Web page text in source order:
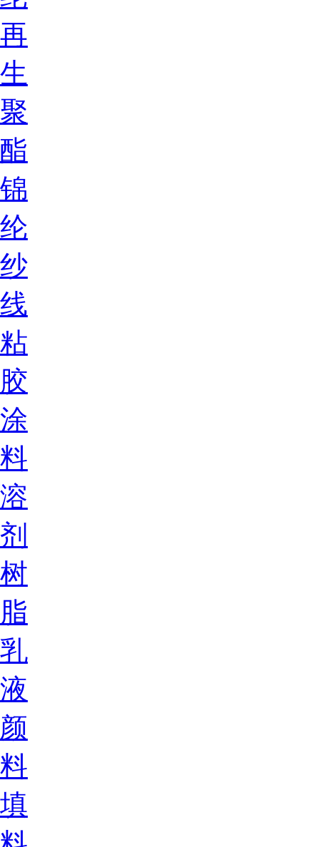
再
生
聚
酯
锦
纶
纱
线
粘
胶
涂
料
溶
剂
树
脂
乳
液
颜
料
填